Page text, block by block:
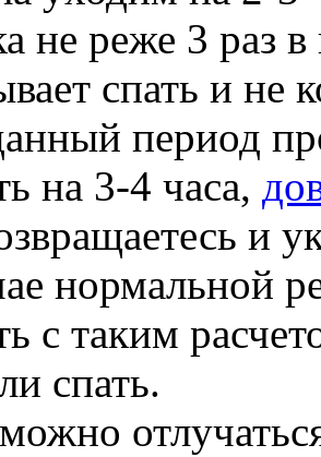
не реже 3 раз
спать и не
период
на 3-4 часа,
и
нормальной
с таким
спать.